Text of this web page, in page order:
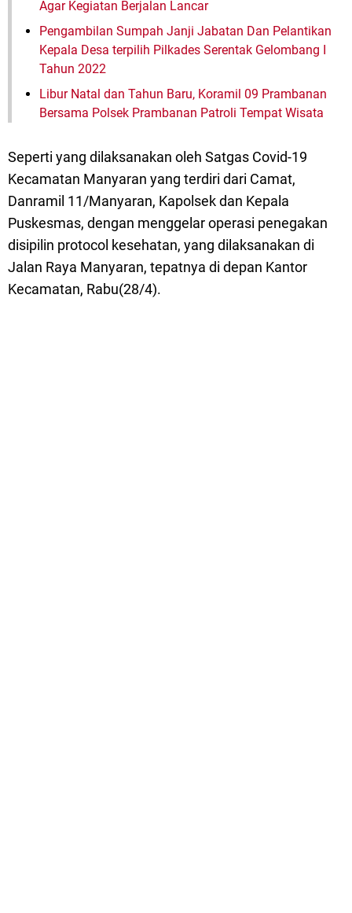
Agar Kegiatan Berjalan Lancar
Pengambilan Sumpah Janji Jabatan Dan Pelantikan
Kepala Desa terpilih Pilkades Serentak Gelombang I
Tahun 2022
Libur Natal dan Tahun Baru, Koramil 09 Prambanan
Bersama Polsek Prambanan Patroli Tempat Wisata
Seperti yang dilaksanakan oleh Satgas Covid-19
Kecamatan Manyaran yang terdiri dari Camat,
Danramil 11/Manyaran, Kapolsek dan Kepala
Puskesmas, dengan menggelar operasi penegakan
disipilin protocol kesehatan, yang dilaksanakan di
Jalan Raya Manyaran, tepatnya di depan Kantor
Kecamatan, Rabu(28/4).